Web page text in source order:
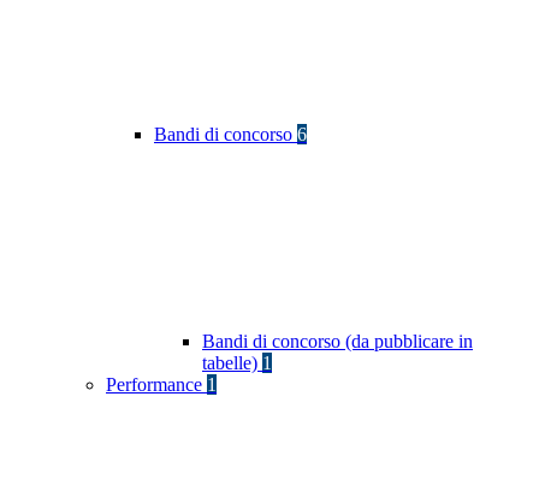
Bandi di concorso 6
Bandi di concorso (da pubblicare in
tabelle) 1
Performance 1